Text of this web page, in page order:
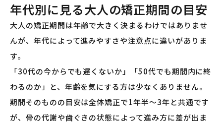
年代別に見る大人の矯正期間の目安
大人の矯正期間は年齢で大きく決まるわけではありませ
んが、年代によって進みやすさや注意点に違いがありま
す。
「30代の今からでも遅くないか」「50代でも期間内に終
わるのか」と、年齢を気にする方は少なくありません。
期間そのものの目安は全体矯正で1年半〜3年と共通です
が、骨の代謝や歯ぐきの状態によって進み方に差が出ま